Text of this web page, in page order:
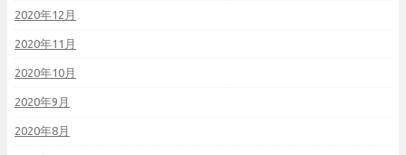
2020年12月
2020年11月
2020年10月
2020年9月
2020年8月